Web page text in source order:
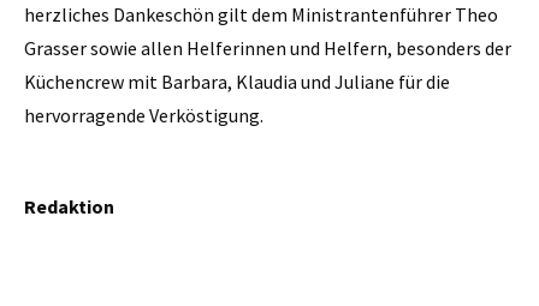
herzliches Dankeschön gilt dem Ministrantenführer Theo
Grasser sowie allen Helferinnen und Helfern, besonders der
Küchencrew mit Barbara, Klaudia und Juliane für die
hervorragende Verköstigung.
Redaktion